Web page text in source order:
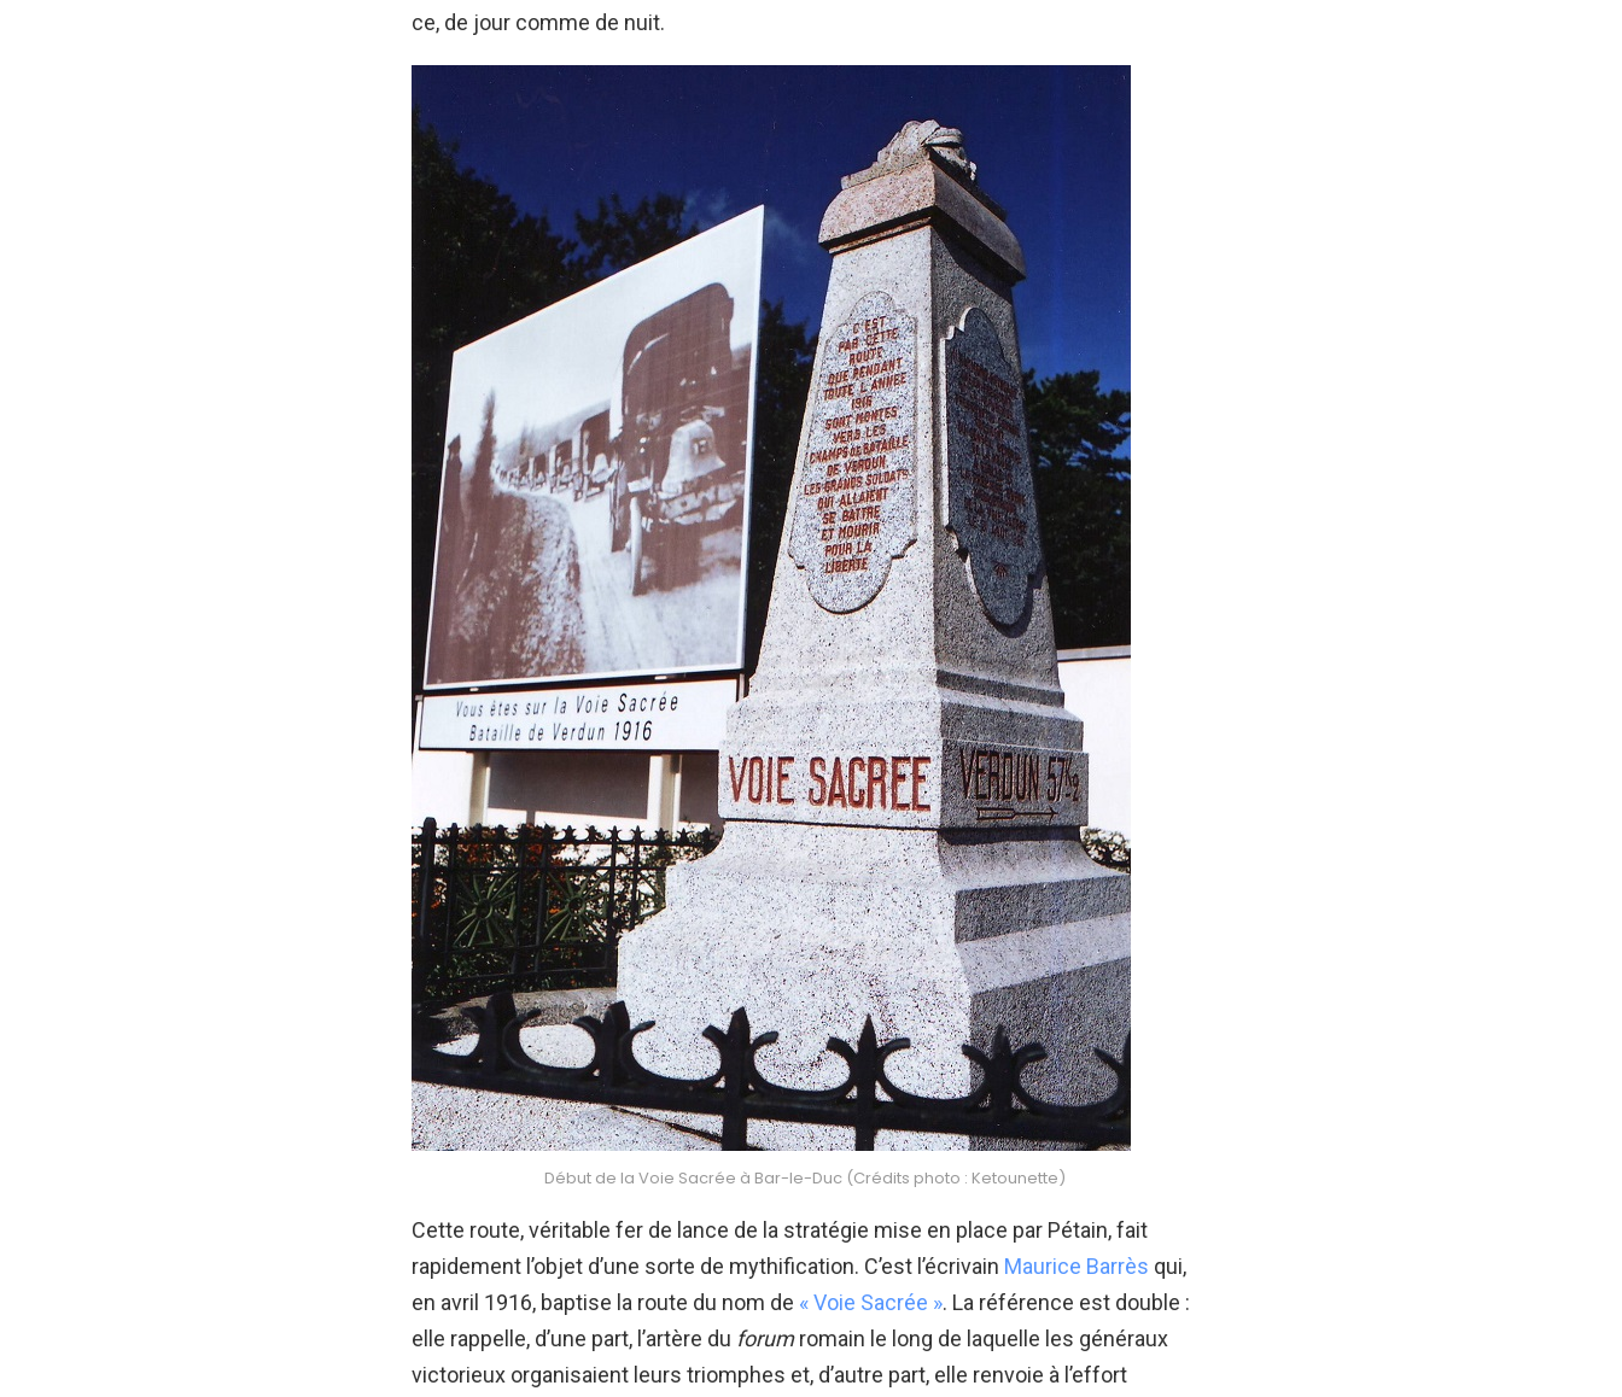
ce, de jour comme de nuit.
Début de la Voie Sacrée à Bar-le-Duc (Crédits photo : Ketounette)
Cette route, véritable fer de lance de la stratégie mise en place par Pétain, fait
rapidement l’objet d’une sorte de mythification. C’est l’écrivain Maurice Barrès qui,
en avril 1916, baptise la route du nom de « Voie Sacrée ». La référence est double :
elle rappelle, d’une part, l’artère du forumromain le long de laquelle les généraux
victorieux organisaient leurs triomphes et, d’autre part, elle renvoie à l’effort